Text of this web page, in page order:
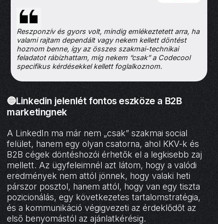
Reszponzív és gyors volt, mindig emlékeztetett arra, ha
valami rajtam dependált vagy nekem kellett döntést
hoznom benne, így az összes szakmai-technikai
feladatot rábízhattam, míg nekem “csak” a Codecool
specifikus kérdésekkel kellett foglalkoznom.
🔵Linkedin jelenlét fontos eszköze a B2B
marketingnek
A LinkedIn ma már nem „csak” szakmai social
felület, hanem egy olyan csatorna, ahol KKV-k és
B2B cégek döntéshozói érhetők el a legkisebb zaj
mellett. Az ügyfeleimnél azt látom, hogy a valódi
eredmények nem attól jönnek, hogy valaki heti
párszor posztol, hanem attól, hogy van egy tiszta
pozicionálás, egy következetes tartalomstratégia,
és a kommunikáció végigvezeti az érdeklődőt az
első benyomástól az ajánlatkérésig.